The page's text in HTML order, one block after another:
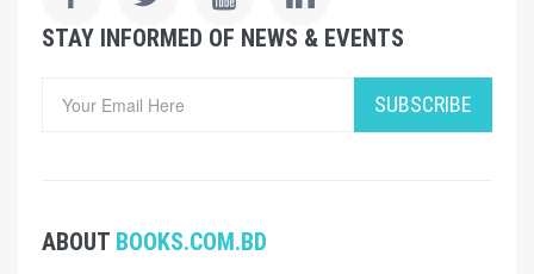
STAY INFORMED OF NEWS & EVENTS
SUBSCRIBE
ABOUT BOOKS.COM.BD